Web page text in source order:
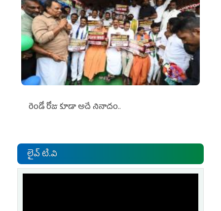
రెండో రోజు కూడా అదే నినాదం..
లైవ్ టి.వి